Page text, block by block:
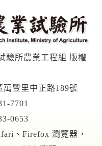
驗所農業工程組 版權
萬豐里中正路189號
7701
0653
、Firefox 瀏覽器，